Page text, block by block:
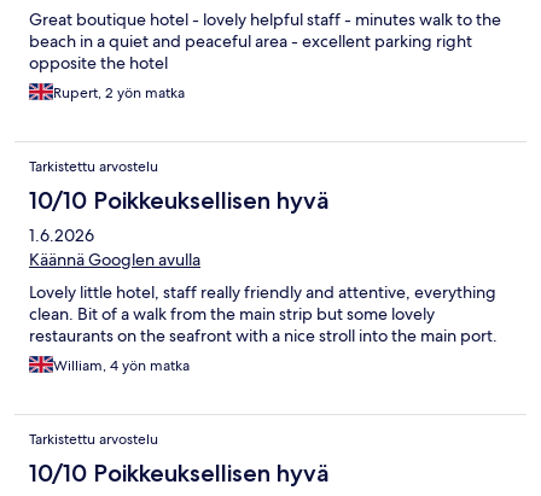
Great boutique hotel - lovely helpful staff - minutes walk to the
beach in a quiet and peaceful area - excellent parking right
opposite the hotel
Rupert, 2 yön matka
Tarkistettu arvostelu
10/10 Poikkeuksellisen hyvä
1.6.2026
Käännä Googlen avulla
Lovely little hotel, staff really friendly and attentive, everything
clean. Bit of a walk from the main strip but some lovely
restaurants on the seafront with a nice stroll into the main port.
William, 4 yön matka
Tarkistettu arvostelu
10/10 Poikkeuksellisen hyvä